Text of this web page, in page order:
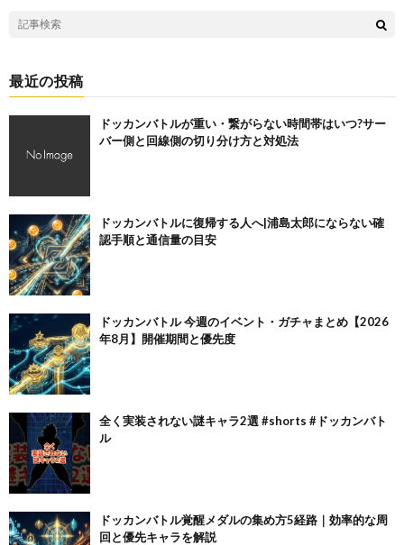
最近の投稿
ドッカンバトルが重い・繋がらない時間帯はいつ?サー
バー側と回線側の切り分け方と対処法
ドッカンバトルに復帰する人へ|浦島太郎にならない確
認手順と通信量の目安
ドッカンバトル 今週のイベント・ガチャまとめ【2026
年8月】開催期間と優先度
全く実装されない謎キャラ2選 #shorts #ドッカンバト
ル
ドッカンバトル覚醒メダルの集め方5経路｜効率的な周
回と優先キャラを解説